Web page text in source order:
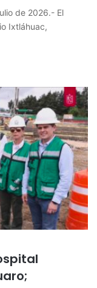
de 2026.- El
Ixtláhuac,